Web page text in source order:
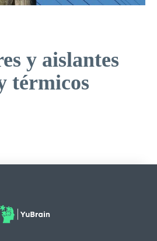
y aislantes
térmicos